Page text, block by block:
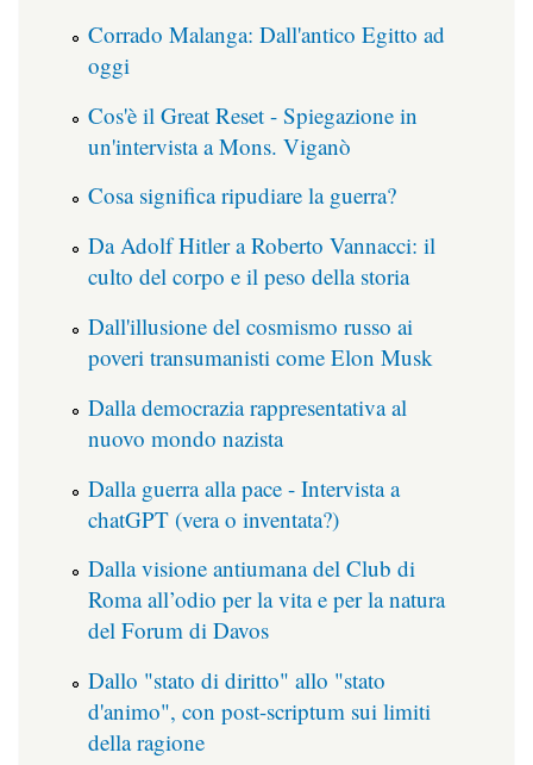
Corrado Malanga: Dall'antico Egitto ad
oggi
Cos'è il Great Reset - Spiegazione in
un'intervista a Mons. Viganò
Cosa significa ripudiare la guerra?
Da Adolf Hitler a Roberto Vannacci: il
culto del corpo e il peso della storia
Dall'illusione del cosmismo russo ai
poveri transumanisti come Elon Musk
Dalla democrazia rappresentativa al
nuovo mondo nazista
Dalla guerra alla pace - Intervista a
chatGPT (vera o inventata?)
Dalla visione antiumana del Club di
Roma all’odio per la vita e per la natura
del Forum di Davos
Dallo "stato di diritto" allo "stato
d'animo", con post-scriptum sui limiti
della ragione